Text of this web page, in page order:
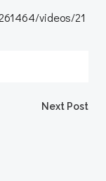
videos/21
Next Post